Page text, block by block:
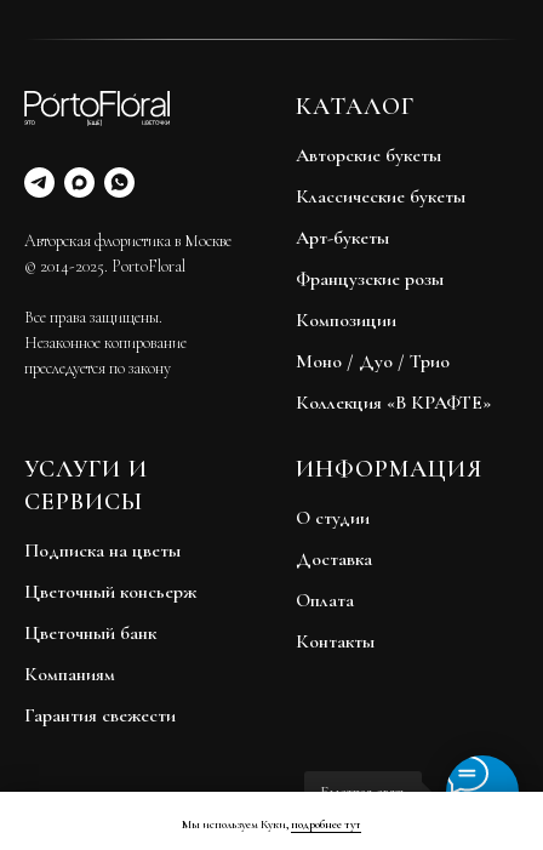
Быстрая связь
Мы используем Куки,подробнее тут
Авторская флористика в Москве
© 2014-2025. PortoFloral
Все права защищены.
Незаконное копирование
преследуется по закону
КАТАЛОГ
Авторские букеты
Классические букеты
Арт-букеты
Французские розы
Композиции
Моно / Дуо / Трио
Коллекция «В КРАФТЕ»
УСЛУГИ И
СЕРВИСЫ
Подписка на цветы
Цветочный консьерж
Цветочный банк
Компаниям
Гарантия свежести
ИНФОРМАЦИЯ
О студии
Доставка
Оплата
Контакты